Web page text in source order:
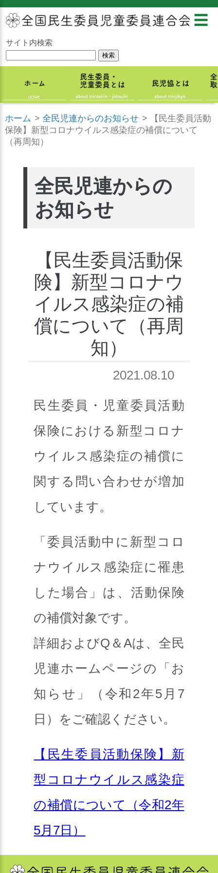
☰
サイト内検索
ホーム > 全民児連からのお知らせ >
【民生委員活動
保険】新型コロナウイルス感染症の補償について
（再周知）
全民児連からの
お知らせ
【民生委員活動保
険】新型コロナウ
イルス感染症の補
償について（再周
知）
2021.08.10
民生委員・児童委員活動
保険における新型コロナ
ウイルス感染症の補償に
関する問い合わせが増加
しています。
「委員活動中に新型コロ
ナウイルス感染症に罹患
した場合」は、活動保険
の補償対象です。
詳細およびQ＆Aは、全民
児連ホームページの「お
知らせ」（令和2年5月7
日）をご確認ください。
【民生委員活動保険】新
型コロナウイルス感染症
の補償について（令和2年
5月7日）